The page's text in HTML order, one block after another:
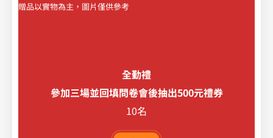
贈品以實物為主，圖片僅供參考
全勤禮
參加三場並回填問卷會後抽出500元禮券
10名